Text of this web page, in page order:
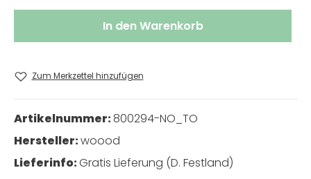
In den Warenkorb
Zum Merkzettel hinzufügen
Artikelnummer:800294-NO_TO
Hersteller:woood
Lieferinfo:Gratis Lieferung (D. Festland)